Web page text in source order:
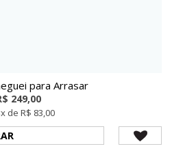
para Arrasar
249,00
de R$ 83,00